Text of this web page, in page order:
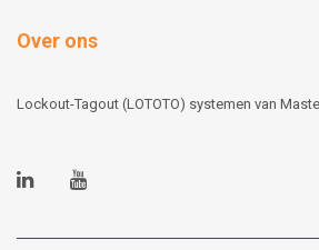
Over ons
Lockout-Tagout (LOTOTO) systemen van